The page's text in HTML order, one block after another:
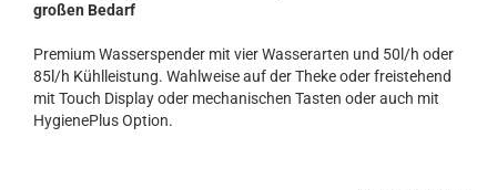
großen Bedarf
Premium Wasserspender mit vier Wasserarten und 50l/h oder
85l/h Kühlleistung. Wahlweise auf der Theke oder freistehend
mit Touch Display oder mechanischen Tasten oder auch mit
HygienePlus Option.